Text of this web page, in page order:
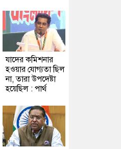
যাদের কমিশনার
হওয়ার যোগ্যতা ছিল
না, তারা উপদেষ্টা
হয়েছিল : পার্থ